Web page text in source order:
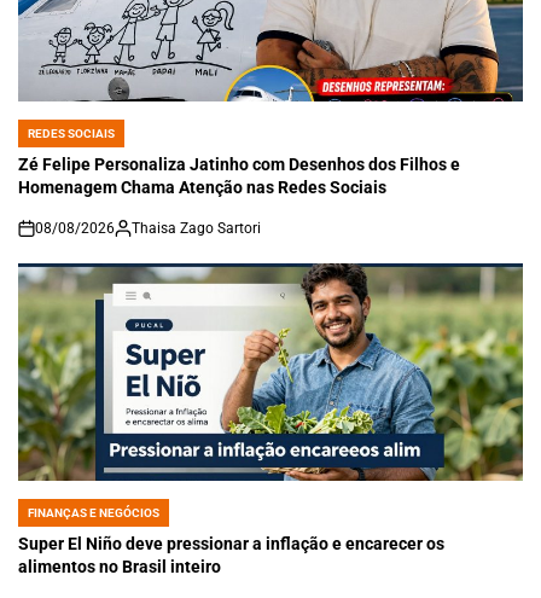
POSTED
IN
REDES SOCIAIS
Zé Felipe Personaliza Jatinho com Desenhos dos Filhos e
Homenagem Chama Atenção nas Redes Sociais
on
08/08/2026 Thaisa Zago Sartori
POSTED
IN
FINANÇAS E NEGÓCIOS
Super El Niño deve pressionar a inflação e encarecer os
alimentos no Brasil inteiro